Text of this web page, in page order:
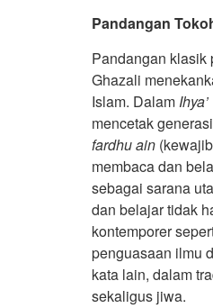
Pandangan
Pandangan klasik
Ghazali
Islam. Dalam
mencetak
fardhu ain
membaca dan
sebagai sarana
dan belajar tidak
kontemporer
penguasaan ilmu
kata lain, dalam
sekaligus jiwa.